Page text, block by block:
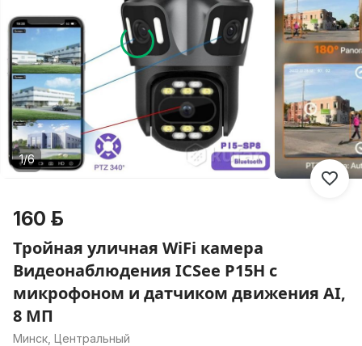
1/6
160 р.
Тройная уличная WiFi камера
Видеонаблюдения ICSee P15H с
микрофоном и датчиком движения AI,
8 МП
Минск, Центральный